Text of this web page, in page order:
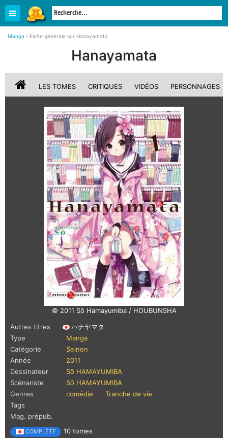
Manga › Fiche générale sur Hanayamata
Hanayamata
LES TOMES CRITIQUES VIDÉOS PERSONNAGES
© 2011 Sô Hamayumiba / HOUBUNSHA
Autres titres
ハナヤマタ
Type
Manga
Catégorie
Seinen
Année
2011
Dessinateur
Sô HAMAYUMIBA
Scénariste
Sô HAMAYUMIBA
Genres
comédie
Tranche de vie
Tags
Mag. prépub.
COMPLÈTE 10 tomes